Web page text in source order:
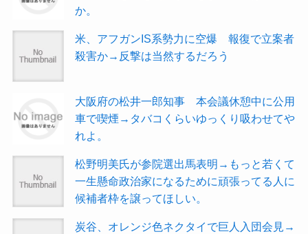
か。
米、アフガンIS系勢力に空爆 報復で立案者
殺害か→反撃は当然するだろう
大阪府の松井一郎知事 本会議休憩中に公用
車で喫煙→タバコくらいゆっくり吸わせてや
れよ。
松野明美氏が参院選出馬表明→もっと若くて
一生懸命政治家になるために頑張ってる人に
候補者枠を譲ってほしい。
炭谷、オレンジ色ネクタイで巨人入団会見→